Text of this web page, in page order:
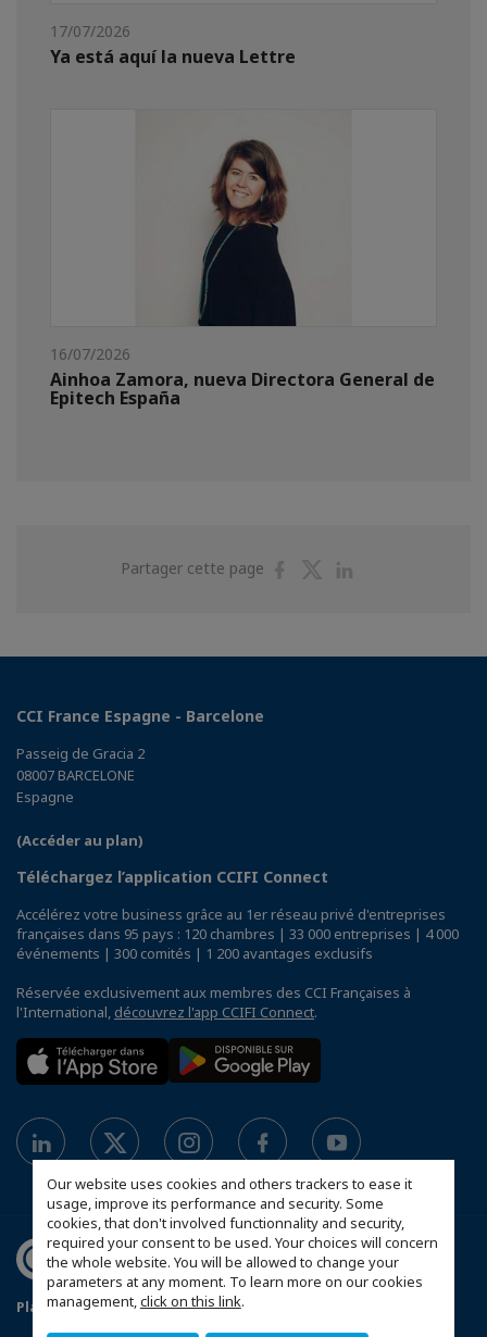
Our website uses cookies and others trackers to ease it
usage, improve its performance and security. Some
cookies, that don't involved functionnality and security,
required your consent to be used. Your choices will concern
the whole website. You will be allowed to change your
parameters at any moment. To learn more on our cookies
management,click on this link.
17/07/2026
Ya está aquí la nueva Lettre
16/07/2026
Ainhoa Zamora, nueva Directora General de
Epitech España
Partager cette page
PartagerPartager
CCI France Espagne - Barcelone
Passeig de Gracia 2
08007 BARCELONE
Espagne
(Accéder au plan)
Téléchargez l’application CCIFI Connect
Accélérez votre business grâce au 1er réseau privé d'entreprises
françaises dans 95 pays : 120 chambres | 33 000 entreprises | 4 000
événements | 300 comités | 1 200 avantages exclusifs
Réservée exclusivement aux membres des CCI Françaises à
l'International, découvrez l'app CCIFI Connect.
Plan du site
Política de protección de datos